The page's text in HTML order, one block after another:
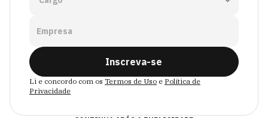
Empresa
Inscreva-se
Li e concordo com os Termos de Uso e Política de
Privacidade